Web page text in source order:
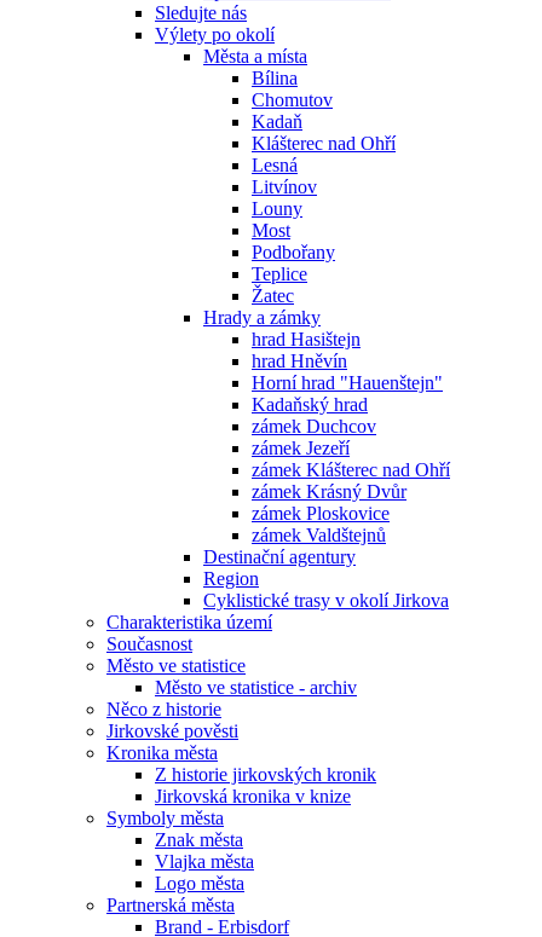
Sledujte nás
Výlety po okolí
Města a místa
Bílina
Chomutov
Kadaň
Klášterec nad Ohří
Lesná
Litvínov
Louny
Most
Podbořany
Teplice
Žatec
Hrady a zámky
hrad Hasištejn
hrad Hněvín
Horní hrad "Hauenštejn"
Kadaňský hrad
zámek Duchcov
zámek Jezeří
zámek Klášterec nad Ohří
zámek Krásný Dvůr
zámek Ploskovice
zámek Valdštejnů
Destinační agentury
Region
Cyklistické trasy v okolí Jirkova
Charakteristika území
Současnost
Město ve statistice
Město ve statistice - archiv
Něco z historie
Jirkovské pověsti
Kronika města
Z historie jirkovských kronik
Jirkovská kronika v knize
Symboly města
Znak města
Vlajka města
Logo města
Partnerská města
Brand - Erbisdorf